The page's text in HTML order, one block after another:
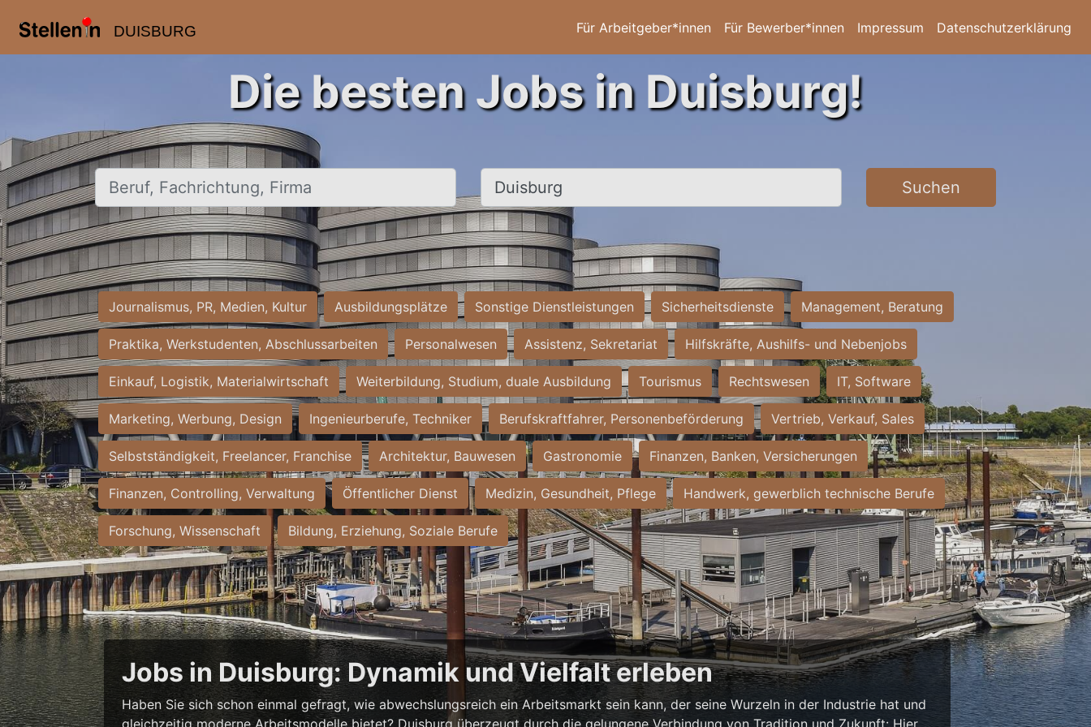
DUISBURG Für Arbeitgeber*innen Für Bewerber*innen Impressum Datenschutzerklärung
Die besten Jobs in Duisburg!
Beruf, Fachrichtung, Firma Ort, Stadt Suchen
Journalismus, PR, Medien, Kultur Ausbildungsplätze Sonstige Dienstleistungen Sicherheitsdienste Management, Beratung
Praktika, Werkstudenten, Abschlussarbeiten Personalwesen Assistenz, Sekretariat Hilfskräfte, Aushilfs- und Nebenjobs
Einkauf, Logistik, Materialwirtschaft Weiterbildung, Studium, duale Ausbildung Tourismus Rechtswesen IT, Software
Marketing, Werbung, Design Ingenieurberufe, Techniker Berufskraftfahrer, Personenbeförderung Vertrieb, Verkauf, Sales
Selbstständigkeit, Freelancer, Franchise Architektur, Bauwesen Gastronomie Finanzen, Banken, Versicherungen
Finanzen, Controlling, Verwaltung Öffentlicher Dienst Medizin, Gesundheit, Pflege Handwerk, gewerblich technische Berufe
Forschung, Wissenschaft Bildung, Erziehung, Soziale Berufe
Jobs in Duisburg: Dynamik und Vielfalt erleben
Haben Sie sich schon einmal gefragt, wie abwechslungsreich ein Arbeitsmarkt sein kann, der seine Wurzeln in der Industrie hat und